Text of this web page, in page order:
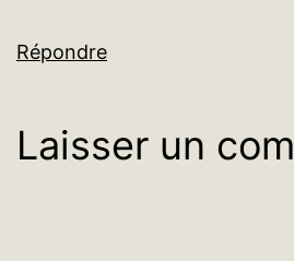
Répondre
Laisser un